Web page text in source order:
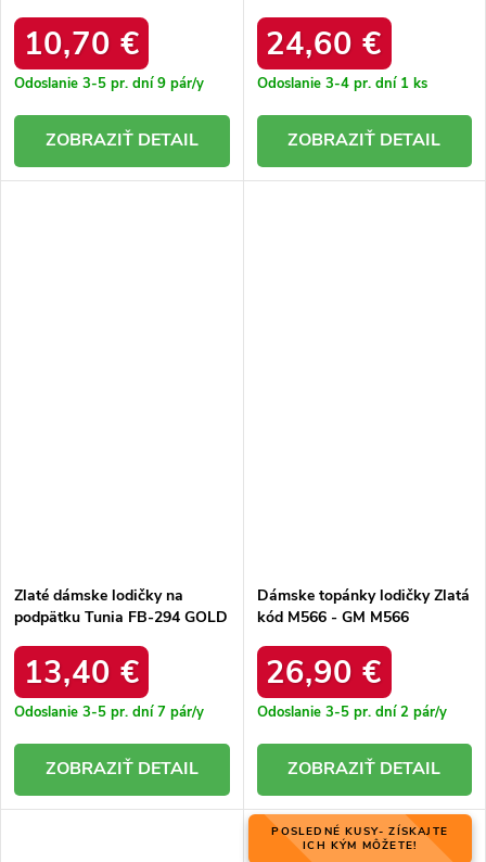
10,70 €
Odoslanie 3-5 pr. dní9 pár/y
DETAIL
24,60 €
Odoslanie 3-4 pr. dní 1 ks
DETAIL
Zlaté dámske lodičky na
podpätku Tunia FB-294 GOLD
13,40 €
Odoslanie 3-5 pr. dní7 pár/y
DETAIL
Dámske topánky lodičky Zlatá
kód M566 - GM M566
26,90 €
Odoslanie 3-5 pr. dní2 pár/y
DETAIL
POSLEDNÉ KUSY- ZÍSKAJTE
ICH KÝM MÔŽETE!